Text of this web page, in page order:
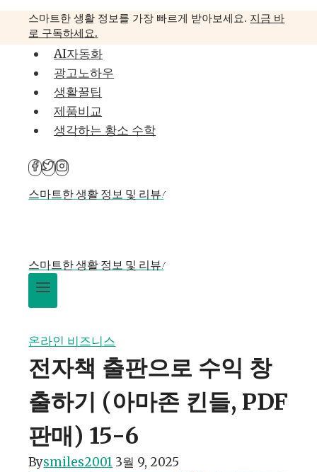
스마트한 생활 정보를 가장 빠르게 받아보세요. 지금 바
로 구독하세요.
AI자동화
광고노하우
생활꿀팁
제품비교
생각하는 황소 수학
스마트한 생활 정보 및 리뷰!
스마트한 생활 정보 및 리뷰!
온라인 비즈니스
전자책 출판으로 수익 창
출하기 (아마존 킨들, PDF
판매) 15-6
Bysmiles2001 3월 9, 2025